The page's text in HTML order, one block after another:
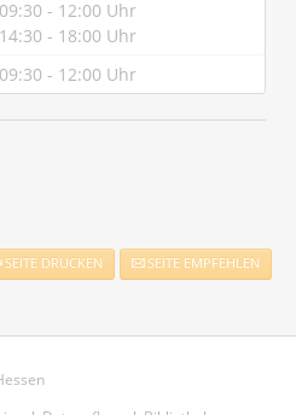
09:30 - 12:00 Uhr
14:30 - 18:00 Uhr
09:30 - 12:00 Uhr
SEITE DRUCKEN SEITE EMPFEHLEN